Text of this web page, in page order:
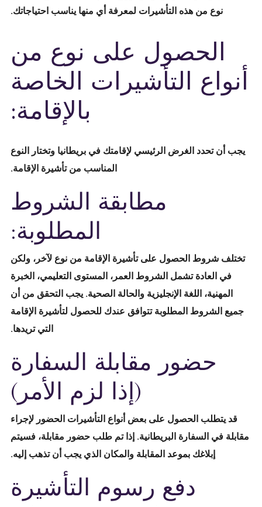
نوع من هذه التأشيرات لمعرفة أي منها يناسب احتياجاتك.
الحصول على نوع من
أنواع التأشيرات الخاصة
بالإقامة:
يجب أن تحدد الغرض الرئيسي لإقامتك في بريطانيا وتختار النوع
المناسب من تأشيرة الإقامة.
مطابقة الشروط
المطلوبة:
تختلف شروط الحصول على تأشيرة الإقامة من نوع لآخر، ولكن
في العادة تشمل الشروط العمر، المستوى التعليمي، الخبرة
المهنية، اللغة الإنجليزية والحالة الصحية. يجب التحقق من أن
جميع الشروط المطلوبة تتوافق عندك للحصول لتأشيرة الإقامة
التي تريدها.
حضور مقابلة السفارة
(إذا لزم الأمر)
قد يتطلب الحصول على بعض أنواع التأشيرات الحضور لإجراء
مقابلة في السفارة البريطانية. إذا تم طلب حضور مقابلة، فسيتم
إبلاغك بموعد المقابلة والمكان الذي يجب أن تذهب إليه.
دفع رسوم التأشيرة